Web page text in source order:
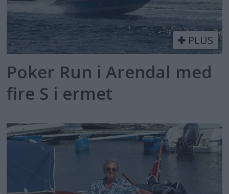
PLUS
Poker Run i Arendal med
fire S i ermet